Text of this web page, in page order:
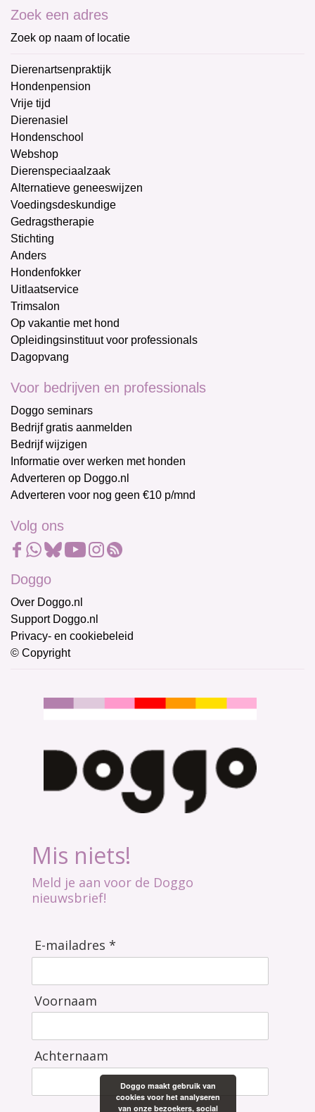
Zoek een adres
Zoek op naam of locatie
Dierenartsenpraktijk
Hondenpension
Vrije tijd
Dierenasiel
Hondenschool
Webshop
Dierenspeciaalzaak
Alternatieve geneeswijzen
Voedingsdeskundige
Gedragstherapie
Stichting
Anders
Hondenfokker
Uitlaatservice
Trimsalon
Op vakantie met hond
Opleidingsinstituut voor professionals
Dagopvang
Voor bedrijven en professionals
Doggo seminars
Bedrijf gratis aanmelden
Bedrijf wijzigen
Informatie over werken met honden
Adverteren op Doggo.nl
Adverteren voor nog geen €10 p/mnd
Volg ons
Doggo
Over Doggo.nl
Support Doggo.nl
Privacy- en cookiebeleid
© Copyright
Mis niets!
Meld je aan voor de Doggo
nieuwsbrief!
E-mailadres *
Voornaam
Achternaam
Doggo maakt gebruik van
cookies voor het analyseren
van onze bezoekers, social